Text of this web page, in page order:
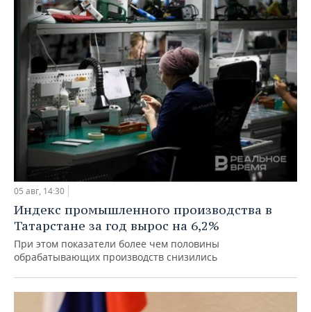
05 авг, 14:30
Индекс промышленного производства в
Татарстане за год вырос на 6,2%
При этом показатели более чем половины
обрабатывающих производств снизились